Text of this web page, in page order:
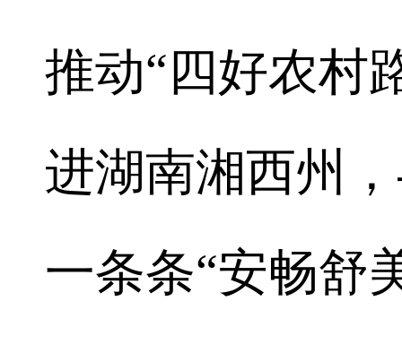
推动“四好农村
进湖南湘西州
一条条“安畅舒